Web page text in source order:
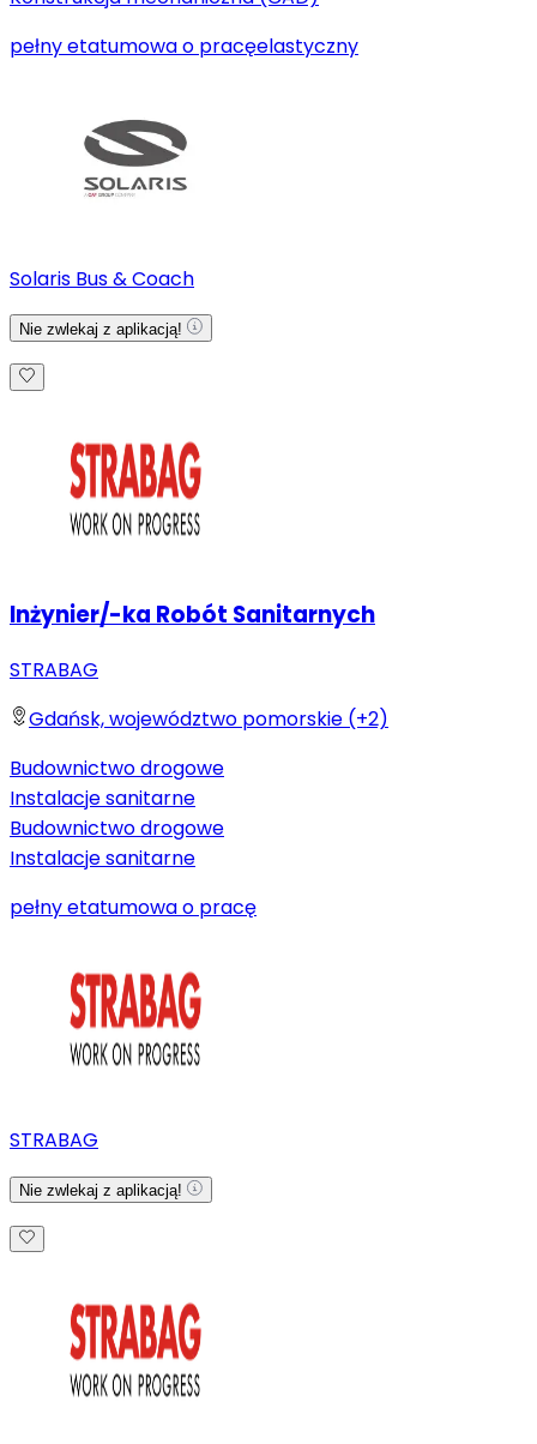
pełny etatumowa o pracęelastyczny
Solaris Bus & Coach
Nie zwlekaj z aplikacją!
Inżynier/-ka Robót Sanitarnych
STRABAG
Gdańsk, województwo pomorskie (+2)
Budownictwo drogowe
Instalacje sanitarne
Budownictwo drogowe
Instalacje sanitarne
pełny etatumowa o pracę
STRABAG
Nie zwlekaj z aplikacją!